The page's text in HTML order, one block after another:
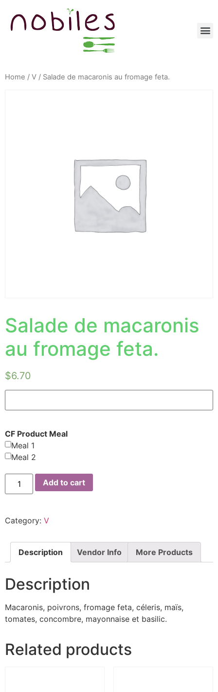
Home / V / Salade de macaronis au fromage feta.
Salade de macaronis
au fromage feta.
$6.70
CF Product Meal
Meal 1
Meal 2
Add to cart
Category: V
Description Vendor Info More Products
Description
Macaronis, poivrons, fromage feta, céleris, maïs,
tomates, concombre, mayonnaise et basilic.
Related products